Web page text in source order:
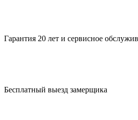
Гарантия 20 лет и сервисное
Бесплатный выезд замерщика